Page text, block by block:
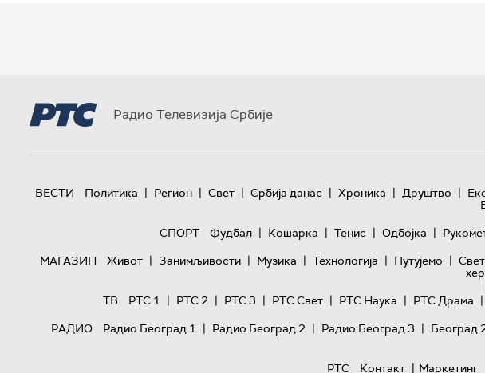
Радио Телевизија Србије
ВЕСТИ Политика | Регион | Свет | Србија данас | Хроника | Друштво |
СПОРТ
Фудбал | Кошарка | Тенис | Одбојка |
МАГАЗИН
Живот | Занимљивости | Музика | Технологијa | Путујемо |
ТВ
РТС 1 | РТС 2 | РТС 3 | РТС Свет | РТС Наука | РТС Драма |
РАДИО
Радио Београд 1 | Радио Београд 2 | Радио Београд 3 | Београд
РТС
Контакт | Маркетинг